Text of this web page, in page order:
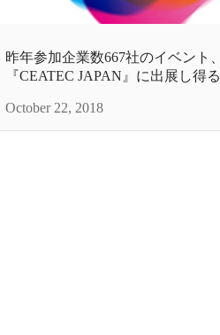
昨年参加企業数667社のイベント
『CEATEC JAPAN』に出展し得
October 22, 2018